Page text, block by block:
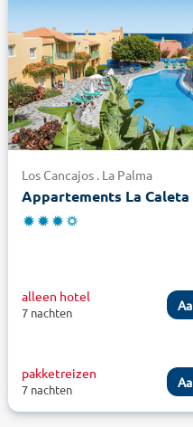
Los Cancajos . La Palma
Appartements La Caleta
alleen hotel
7 nachten
pakketreizen
7 nachten